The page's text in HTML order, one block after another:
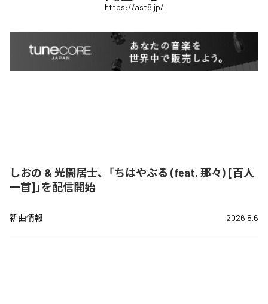
https://ast8.jp/
しおの & 光闇居士、「ちはやぶる (feat. 那々) [百人
一首]」を配信開始
新曲情報 2026.8.6